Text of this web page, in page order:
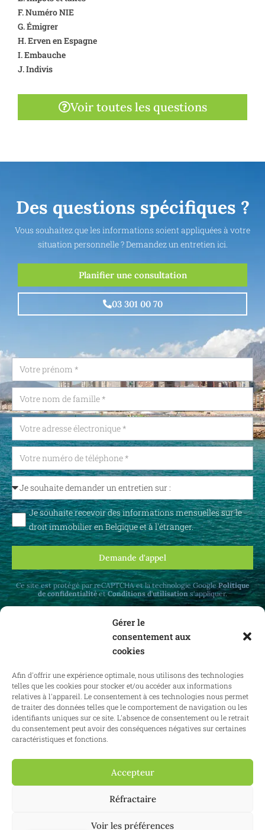
Gérer le
consentement aux
cookies
Afin d'offrir une expérience optimale, nous utilisons des technologies
telles que les cookies pour stocker et/ou accéder aux informations
relatives à l'appareil. Le consentement à ces technologies nous permet
de traiter des données telles que le comportement de navigation ou les
identifiants uniques sur ce site. L'absence de consentement ou le retrait
du consentement peut avoir des conséquences négatives sur certaines
caractéristiques et fonctions.
Accepteur
Réfractaire
Voir les préférences
F. Numéro NIE
G. Émigrer
H. Erven en Espagne
I. Embauche
J. Indivis
Voir toutes les questions
Des questions spécifiques ?
Vous souhaitez que les informations soient appliquées à votre
situation personnelle ? Demandez un entretien ici.
Planifier une consultation
03 301 00 70
Je souhaite recevoir des informations mensuelles sur le
droit immobilier en Belgique et à l'étranger.
Demande d'appel
Ce site est protégé par reCAPTCHA et la technologie GooglePolitique
de confidentialitéetConditions d'utilisation s'appliquer.
Recevez des mises à jour mensuelles sur le
droit immobilier en Belgique et à l'étranger.
2025 Confianz - Tous droits réservés.Conditions générales d'utilisation
0713.777.468 & 0804.310.043